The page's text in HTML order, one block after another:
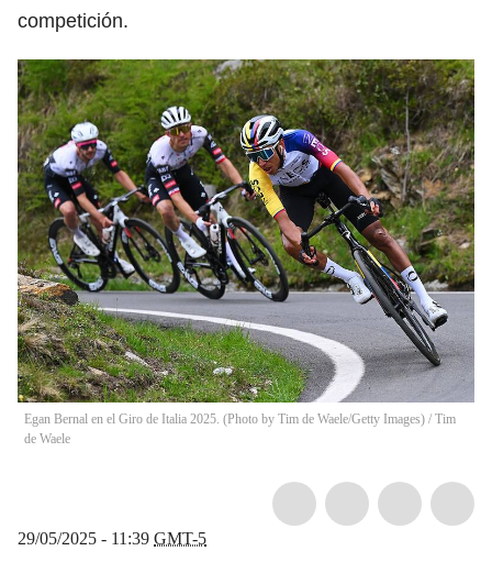
competición.
Egan Bernal en el Giro de Italia 2025. (Photo by Tim de Waele/Getty Images) / Tim
de Waele
29/05/2025 - 11:39 GMT-5